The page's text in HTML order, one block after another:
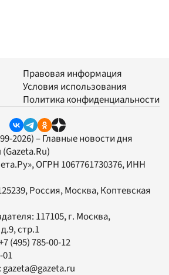
Правовая информация
Условия использования
Политика конфиденциальности
2026) – Главные новости дня
(Gazeta.Ru)
, ОГРН 1067761730376, ИНН
Россия, Москва, Коптевская
117105, г. Москва,
стр.1
(495) 785-00-12
01
gazeta@gazeta.ru